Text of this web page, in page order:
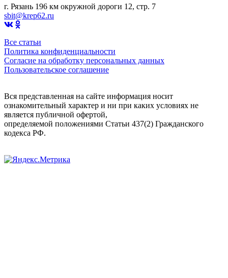
г. Рязань 196 км окружной дороги 12, стр. 7
sbit@krep62.ru
Все статьи
Политика конфиденциальности
Согласие на обработку персональных данных
Пользовательское соглашение
Вся представленная на сайте информация носит
ознакомительный характер и ни при каких условиях не
является публичной офертой,
определяемой положениями Статьи 437(2) Гражданского
кодекса РФ.